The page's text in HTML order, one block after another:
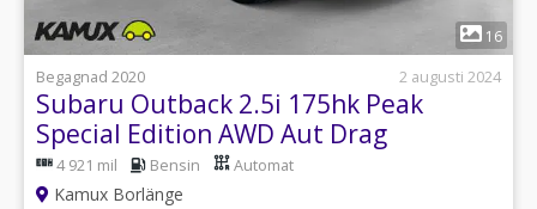
16
Begagnad 2020
2 augusti 2024
Subaru Outback 2.5i 175hk Peak
Special Edition AWD Aut Drag
4 921 mil Bensin Automat
Kamux Borlänge